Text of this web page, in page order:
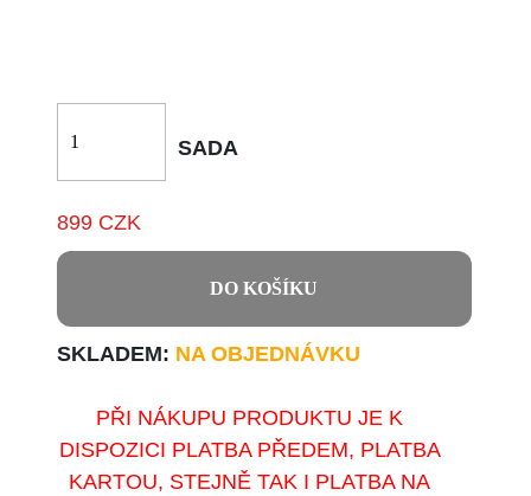
SADA
899 CZK
DO KOŠÍKU
SKLADEM: NA OBJEDNÁVKU
PŘI NÁKUPU PRODUKTU JE K
DISPOZICI PLATBA PŘEDEM, PLATBA
KARTOU, STEJNĚ TAK I PLATBA NA